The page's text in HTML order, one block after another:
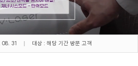
31 대상 : 해당 기간 방문 고객